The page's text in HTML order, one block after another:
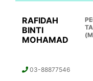
RAFIDAH
BINTI
MOHAMAD
03-88877546